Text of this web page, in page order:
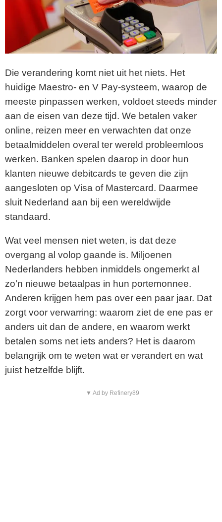
Die verandering komt niet uit het niets. Het
huidige Maestro- en V Pay-systeem, waarop de
meeste pinpassen werken, voldoet steeds minder
aan de eisen van deze tijd. We betalen vaker
online, reizen meer en verwachten dat onze
betaalmiddelen overal ter wereld probleemloos
werken. Banken spelen daarop in door hun
klanten nieuwe debitcards te geven die zijn
aangesloten op Visa of Mastercard. Daarmee
sluit Nederland aan bij een wereldwijde
standaard.
Wat veel mensen niet weten, is dat deze
overgang al volop gaande is. Miljoenen
Nederlanders hebben inmiddels ongemerkt al
zo’n nieuwe betaalpas in hun portemonnee.
Anderen krijgen hem pas over een paar jaar. Dat
zorgt voor verwarring: waarom ziet de ene pas er
anders uit dan de andere, en waarom werkt
betalen soms net iets anders? Het is daarom
belangrijk om te weten wat er verandert en wat
juist hetzelfde blijft.
▼ Ad by Refinery89